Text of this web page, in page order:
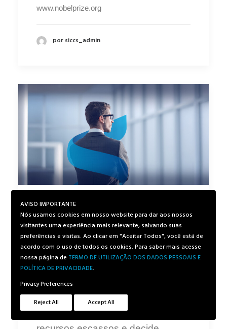
www.nobelprize.org
por siccs_admin
Seguro precisa fazer parte
do seu planejamento
estratégico
Planejamento estratégico é o
processo pelo qual a empresa
define sua direção de longo prazo,
faz escolhas estruturais, aloca
AVISO IMPORTANTE
Nós usamos cookies em nosso website para dar aos nossos
visitantes uma experiência mais relevante, salvando suas
preferências e visitas. Ao clicar em "Aceitar Todos", você está de
acordo com o uso de todos os cookies. Para saber mais acesse
nossa página de TERMO DE UTILIZAÇÃO DOS DADOS PESSOAIS E
POLÍTICA DE PRIVACIDADE.
Privacy Preferences
Reject All
Accept All